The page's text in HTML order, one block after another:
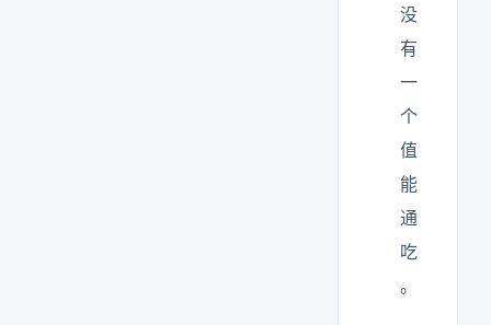
没
有
一
个
值
能
通
吃
。